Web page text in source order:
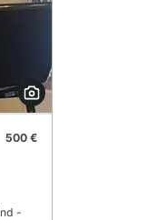
500 €
-